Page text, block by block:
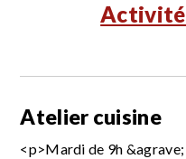
Atelier cuisine
<p>Mardi de 9h